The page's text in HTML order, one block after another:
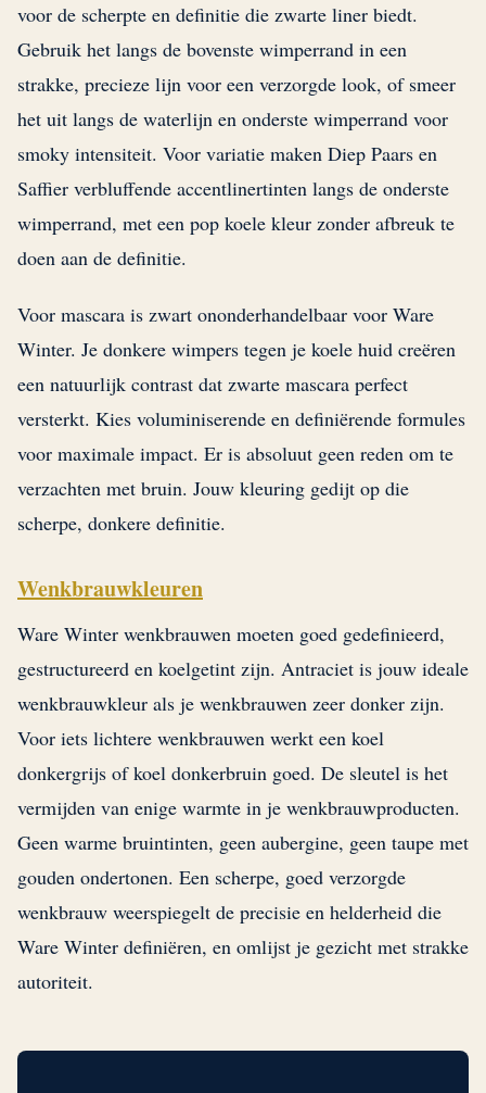
voor de scherpte en definitie die zwarte liner biedt.
Gebruik het langs de bovenste wimperrand in een
strakke, precieze lijn voor een verzorgde look, of smeer
het uit langs de waterlijn en onderste wimperrand voor
smoky intensiteit. Voor variatie maken Diep Paars en
Saffier verbluffende accentlinertinten langs de onderste
wimperrand, met een pop koele kleur zonder afbreuk te
doen aan de definitie.
Voor mascara is zwart ononderhandelbaar voor Ware
Winter. Je donkere wimpers tegen je koele huid creëren
een natuurlijk contrast dat zwarte mascara perfect
versterkt. Kies voluminiserende en definiërende formules
voor maximale impact. Er is absoluut geen reden om te
verzachten met bruin. Jouw kleuring gedijt op die
scherpe, donkere definitie.
Wenkbrauwkleuren
Ware Winter wenkbrauwen moeten goed gedefinieerd,
gestructureerd en koelgetint zijn. Antraciet is jouw ideale
wenkbrauwkleur als je wenkbrauwen zeer donker zijn.
Voor iets lichtere wenkbrauwen werkt een koel
donkergrijs of koel donkerbruin goed. De sleutel is het
vermijden van enige warmte in je wenkbrauwproducten.
Geen warme bruintinten, geen aubergine, geen taupe met
gouden ondertonen. Een scherpe, goed verzorgde
wenkbrauw weerspiegelt de precisie en helderheid die
Ware Winter definiëren, en omlijst je gezicht met strakke
autoriteit.